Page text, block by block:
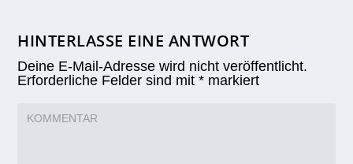
HINTERLASSE EINE ANTWORT
Deine E-Mail-Adresse wird nicht veröffentlicht.
Erforderliche Felder sind mit* markiert